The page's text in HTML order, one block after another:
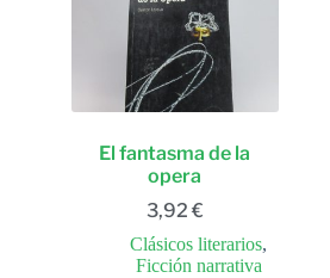
El fantasma de la
opera
3,92 €
Clásicos literarios,
Ficción narrativa